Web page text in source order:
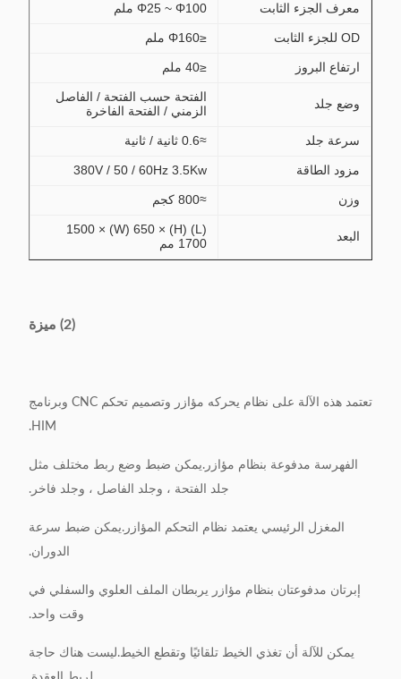
معرف الجزء الثابت Φ25 ~ Φ100 ملم
OD للجزء الثابت ≤Φ160 ملم
ارتفاع البروز ≤40 ملم
وضع جلد
الفتحة حسب الفتحة / الفاصل
الزمني / الفتحة الفاخرة
سرعة جلد ≈0.6 ثانية / ثانية
مزود الطاقة 380V / 50 / 60Hz 3.5Kw
وزن ≈800 كجم
البعد
(L) 1500 × (W) 650 × (H)
1700 مم
(2) ميزة
تعتمد هذه الآلة على نظام يحركه مؤازر وتصميم تحكم CNC وبرنامج
HIM.
الفهرسة مدفوعة بنظام مؤازر.يمكن ضبط وضع ربط مختلف مثل
جلد الفتحة ، وجلد الفاصل ، وجلد فاخر.
المغزل الرئيسي يعتمد نظام التحكم المؤازر.يمكن ضبط سرعة
الدوران.
إبرتان مدفوعتان بنظام مؤازر يربطان الملف العلوي والسفلي في
وقت واحد.
يمكن للآلة أن تغذي الخيط تلقائيًا وتقطع الخيط.ليست هناك حاجة